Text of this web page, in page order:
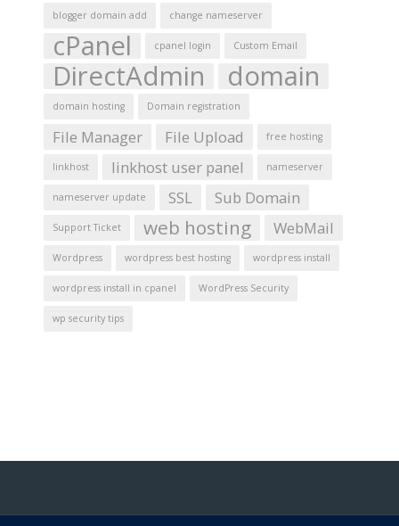
blogger domain add change nameserver
cPanel cpanel login Custom Email
DirectAdmin domain
domain hosting Domain registration
File Manager File Upload free hosting
linkhost linkhost user panel nameserver
nameserver update SSL Sub Domain
Support Ticket web hosting WebMail
Wordpress wordpress best hosting wordpress install
wordpress install in cpanel WordPress Security
wp security tips